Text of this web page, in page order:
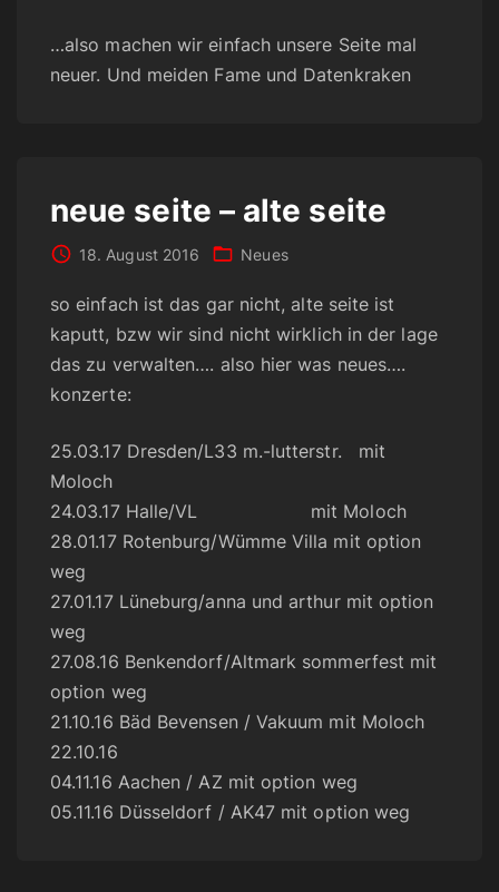
…also machen wir einfach unsere Seite mal
neuer. Und meiden Fame und Datenkraken
neue seite – alte seite
18. August 2016 Neues
so einfach ist das gar nicht, alte seite ist
kaputt, bzw wir sind nicht wirklich in der lage
das zu verwalten…. also hier was neues….
konzerte:
25.03.17 Dresden/L33 m.-lutterstr. mit
Moloch
24.03.17 Halle/VL mit Moloch
28.01.17 Rotenburg/Wümme Villa mit option
weg
27.01.17 Lüneburg/anna und arthur mit option
weg
27.08.16 Benkendorf/Altmark sommerfest mit
option weg
21.10.16 Bäd Bevensen / Vakuum mit Moloch
22.10.16
04.11.16 Aachen / AZ mit option weg
05.11.16 Düsseldorf / AK47 mit option weg